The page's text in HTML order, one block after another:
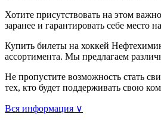
Хотите присутствовать на этом
заранее и гарантировать себе место
Купить билеты на хоккей
ассортимента. Мы предлагаем
Не пропустите возможность стать
тех, кто будет поддерживать свою
Вся информация ∨